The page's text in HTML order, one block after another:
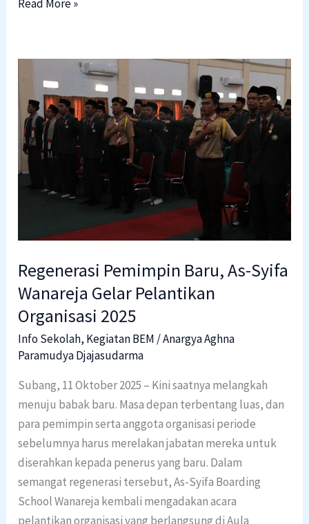
Read More »
Regenerasi Pemimpin Baru, As-Syifa
Wanareja Gelar Pelantikan
Organisasi 2025
Info Sekolah, Kegiatan BEM /Anargya Aghna
Paramudya Djajasudarma
Subang, 11 Oktober 2025 – Kini saatnya melangkah
menuju babak baru. Masa depan terbentang luas, dan
para pemimpin serta anggota organisasi periode
sebelumnya harus merelakan jabatan mereka untuk
diserahkan kepada penerus yang baru. Dalam
semangat regenerasi tersebut, As-Syifa Boarding
School Wanareja kembali mengadakan acara
pelantikan organisasi yang berlangsung di Aula
Pemimpin
Baru,
As-
Syifa
Wanareja
Gelar
Pelantikan
2025